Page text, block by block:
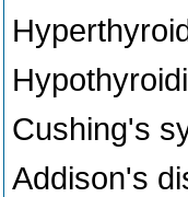
Cushing's
Addison's